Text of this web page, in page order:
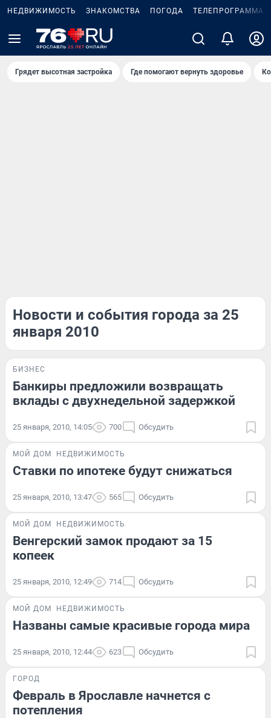
НЕДВИЖИМОСТЬ ЗНАКОМСТВА ПОГОДА ТЕЛЕПРОГРАММА
Грядет высотная застройка Где помогают вернуть здоровье
Новости и события города за 25
января 2010
БИЗНЕС
Банкиры предложили возвращать
вклады с двухнедельной задержкой
25 января, 2010, 14:05 700 Обсудить
МОЙ ДОМ НЕДВИЖИМОСТЬ
Ставки по ипотеке будут снижаться
25 января, 2010, 13:47 565 Обсудить
МОЙ ДОМ НЕДВИЖИМОСТЬ
Венгерский замок продают за 15
копеек
25 января, 2010, 12:49 714 Обсудить
МОЙ ДОМ НЕДВИЖИМОСТЬ
Названы самые красивые города мира
25 января, 2010, 12:44 623 Обсудить
ГОРОД
Февраль в Ярославле начнется с
потепления